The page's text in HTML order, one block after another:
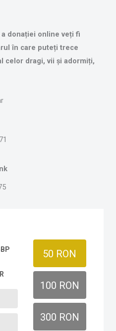
donației online veți fi
în care puteți trece
celor dragi, vii și adormiți,
50 RON
100 RON
300 RON